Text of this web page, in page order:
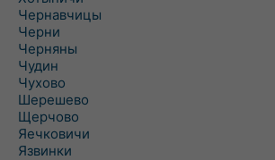
Чернавчицы
Черни
Черняны
Чудин
Чухово
Шерешево
Щерчово
Яечковичи
Язвинки